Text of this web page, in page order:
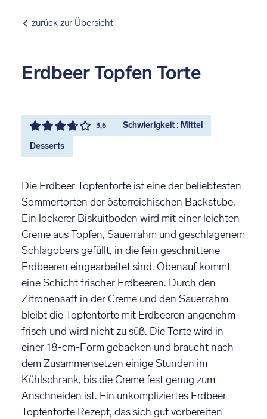
zurück zur Übersicht
Erdbeer Topfen Torte
3,6 Schwierigkeit : Mittel
Desserts
Die Erdbeer Topfentorte ist eine der beliebtesten
Sommertorten der österreichischen Backstube.
Ein lockerer Biskuitboden wird mit einer leichten
Creme aus Topfen, Sauerrahm und geschlagenem
Schlagobers gefüllt, in die fein geschnittene
Erdbeeren eingearbeitet sind. Obenauf kommt
eine Schicht frischer Erdbeeren. Durch den
Zitronensaft in der Creme und den Sauerrahm
bleibt die Topfentorte mit Erdbeeren angenehm
frisch und wird nicht zu süß. Die Torte wird in
einer 18-cm-Form gebacken und braucht nach
dem Zusammensetzen einige Stunden im
Kühlschrank, bis die Creme fest genug zum
Anschneiden ist. Ein unkompliziertes Erdbeer
Topfentorte Rezept, das sich gut vorbereiten